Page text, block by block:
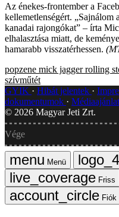
Az énekes-frontember a
kellemetlenségért. „Sajnálom
kanadai rajongókat” – írta
elhalasztása miatt, de
hamarabb visszatérhessen.
popzene mick jagger rolling
szívműtét
GYIK
Hibát jelentek
dokumentumok
Médiaajánlat
© 2026 Magyar Jeti Zrt.
Vége
Menü
Friss
Fiók